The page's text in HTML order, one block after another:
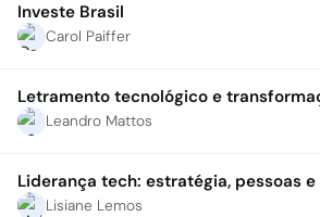
Investe Brasil
Carol Paiffer
Letramento tecnológico e
Leandro Mattos
Liderança tech: estratégia, pessoas
Lisiane Lemos